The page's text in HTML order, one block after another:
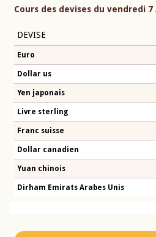
Cours des devises du vendredi 7
DEVISE
Euro
Dollar us
Yen japonais
Livre sterling
Franc suisse
Dollar canadien
Yuan chinois
Dirham Emirats Arabes Unis